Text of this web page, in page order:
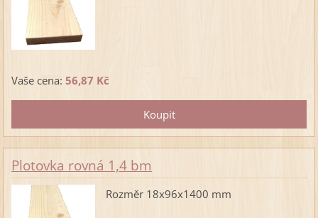
Vaše cena: 56,87 Kč
Plotovka rovná 1,4 bm
Rozměr 18x96x1400 mm